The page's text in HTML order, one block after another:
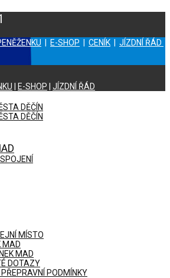
E-SHOP CENÍK
JÍZDNÍ ŘÁD
E-SHOP JÍZDNÍ ŘÁD
MÍSTO
MAD
MAD
DOTAZY
PODMÍNKY